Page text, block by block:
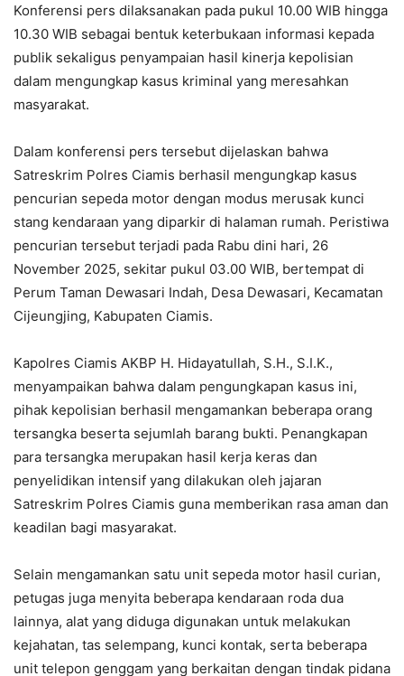
Konferensi pers dilaksanakan pada pukul 10.00 WIB hingga
10.30 WIB sebagai bentuk keterbukaan informasi kepada
publik sekaligus penyampaian hasil kinerja kepolisian
dalam mengungkap kasus kriminal yang meresahkan
masyarakat.
Dalam konferensi pers tersebut dijelaskan bahwa
Satreskrim Polres Ciamis berhasil mengungkap kasus
pencurian sepeda motor dengan modus merusak kunci
stang kendaraan yang diparkir di halaman rumah. Peristiwa
pencurian tersebut terjadi pada Rabu dini hari, 26
November 2025, sekitar pukul 03.00 WIB, bertempat di
Perum Taman Dewasari Indah, Desa Dewasari, Kecamatan
Cijeungjing, Kabupaten Ciamis.
Kapolres Ciamis AKBP H. Hidayatullah, S.H., S.I.K.,
menyampaikan bahwa dalam pengungkapan kasus ini,
pihak kepolisian berhasil mengamankan beberapa orang
tersangka beserta sejumlah barang bukti. Penangkapan
para tersangka merupakan hasil kerja keras dan
penyelidikan intensif yang dilakukan oleh jajaran
Satreskrim Polres Ciamis guna memberikan rasa aman dan
keadilan bagi masyarakat.
Selain mengamankan satu unit sepeda motor hasil curian,
petugas juga menyita beberapa kendaraan roda dua
lainnya, alat yang diduga digunakan untuk melakukan
kejahatan, tas selempang, kunci kontak, serta beberapa
unit telepon genggam yang berkaitan dengan tindak pidana